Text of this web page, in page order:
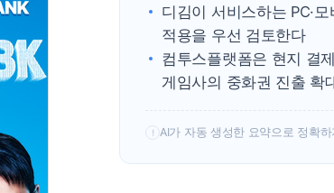
디김이 서비스하는 PC·
적용을 우선 검토한다
컴투스플랫폼은 현지 결
게임사의 중화권 진출 확
! AI가 자동 생성한 요약으로 정확